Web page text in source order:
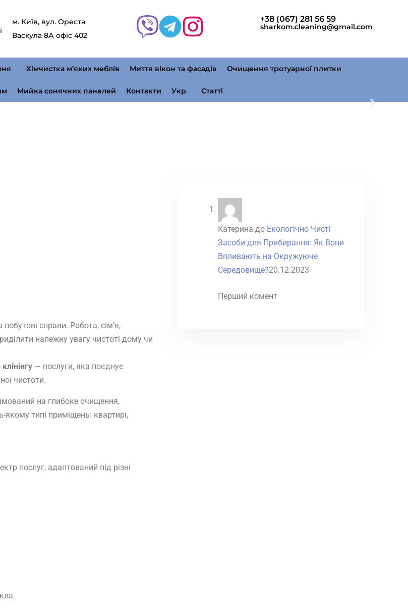
м. Київ, вул. Ореста
Васкула 8А офіс 402
+38 (067) 281 56 59
sharkom.cleaning@gmail.com
Хімчистка м’яких меблів Миття вікон та фасадів Очищення тротуарної плитки
Мийка сонячних панелей Контакти Укр Статті
справи. Робота, сім’я,
належну увагу чистоті дому чи
— послуги, яка поєднує
чистоти.
на глибоке очищення,
якому типі приміщень: квартирі,
послуг, адаптований під різні
Катерина до Екологічно Чисті
Засоби для Прибирання: Як Вони
Впливають на Окружуюче
Середовище?20.12.2023
Перший комент